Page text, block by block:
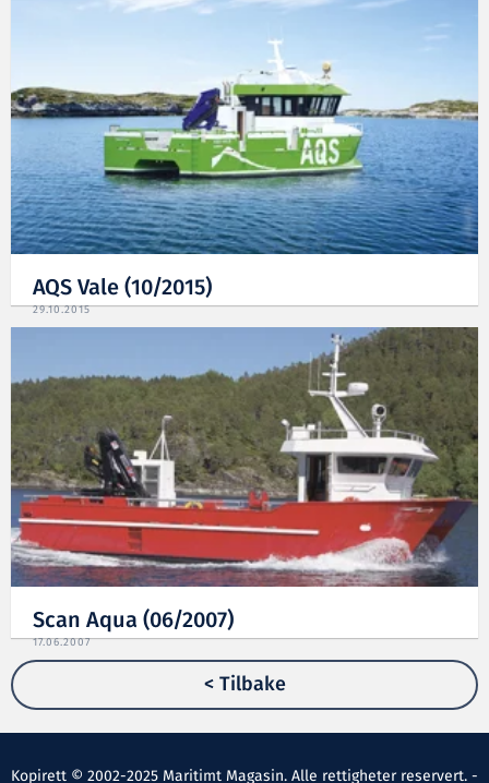
AQS Vale (10/2015)
29.10.2015
Scan Aqua (06/2007)
17.06.2007
< Tilbake
Kopirett © 2002-2025 Maritimt Magasin. Alle rettigheter reservert. -